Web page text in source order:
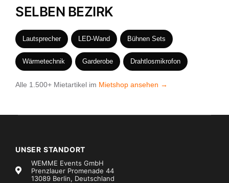
SELBEN BEZIRK
Lautsprecher LED-Wand Bühnen Sets
Wärmetechnik Garderobe Drahtlosmikrofon
Alle 1.500+ Mietartikel im Mietshop ansehen →
UNSER STANDORT
WEMME Events GmbH
Prenzlauer Promenade 44
13089 Berlin, Deutschland